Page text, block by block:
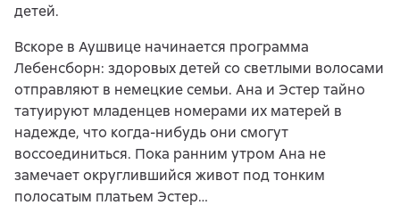
детей.
Вскоре в Аушвице начинается программа
Лебенсборн: здоровых детей со светлыми волосами
отправляют в немецкие семьи. Ана и Эстер тайно
татуируют младенцев номерами их матерей в
надежде, что когда-нибудь они смогут
воссоединиться. Пока ранним утром Ана не
замечает округлившийся живот под тонким
полосатым платьем Эстер…